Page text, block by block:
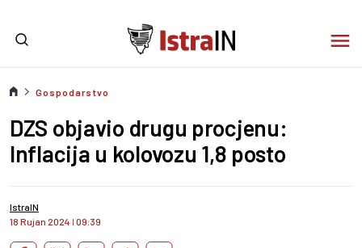
Gospodarstvo
DZS objavio drugu procjenu:
Inflacija u kolovozu 1,8 posto
IstraIN
18 Rujan 2024 I 09:39